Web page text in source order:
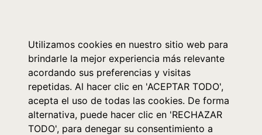
Utilizamos cookies en nuestro sitio web para
brindarle la mejor experiencia más relevante
acordando sus preferencias y visitas
repetidas. Al hacer clic en 'ACEPTAR TODO',
acepta el uso de todas las cookies. De forma
alternativa, puede hacer clic en 'RECHAZAR
TODO', para denegar su consentimiento a